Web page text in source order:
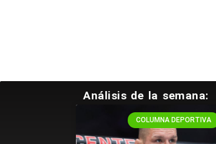
Análisis de la semana:
COLUMNA DEPORTIVA